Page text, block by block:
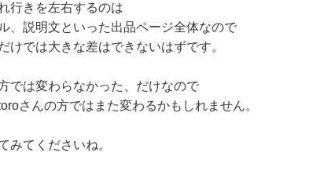
行きを左右するのは
、説明文といった出品ページ全体なので
けでは大きな差はできないはずです。
では変わらなかった、だけなので
さんの方ではまた変わるかもしれません。
みてくださいね。